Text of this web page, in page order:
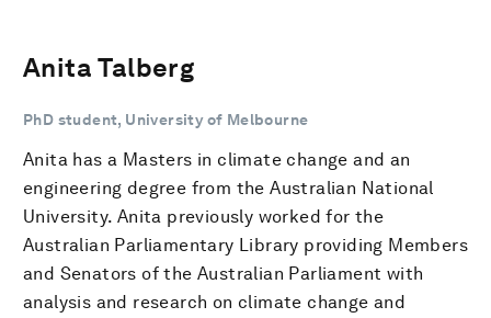
Anita Talberg
PhD student, University of Melbourne
Anita has a Masters in climate change and an
engineering degree from the Australian National
University. Anita previously worked for the
Australian Parliamentary Library providing Members
and Senators of the Australian Parliament with
analysis and research on climate change and